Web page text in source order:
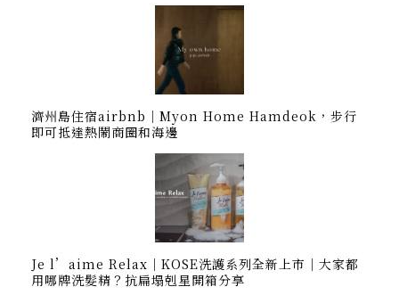
濟州島住宿airbnb｜Myon Home Hamdeok，步行
即可抵達熱鬧商圈和海邊
Je l’aime Relax｜KOSE洗護系列全新上市｜大家都
用哪牌洗髮精？抗扁塌剋星開箱分享